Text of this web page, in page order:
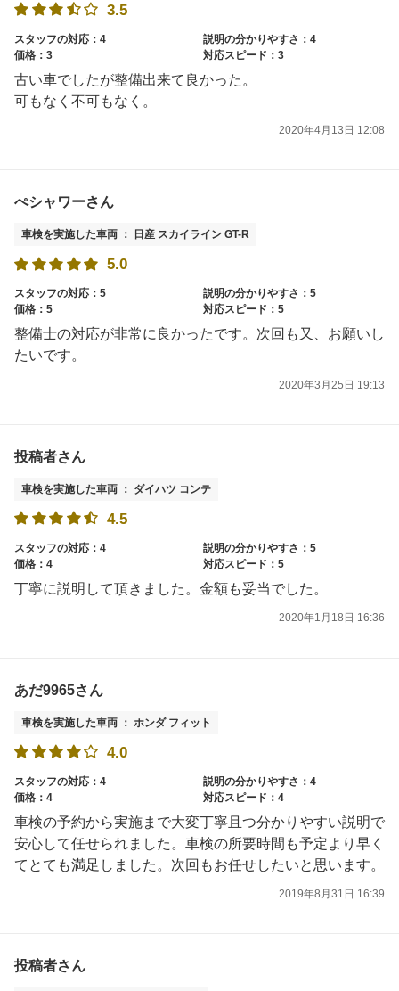
3.5
スタッフの対応：4
説明の分かりやすさ：4
価格：3
対応スピード：3
古い車でしたが整備出来て良かった。
可もなく不可もなく。
2020年4月13日 12:08
ぺシャワーさん
車検を実施した車両 ： 日産 スカイライン GT-R
5.0
スタッフの対応：5
説明の分かりやすさ：5
価格：5
対応スピード：5
整備士の対応が非常に良かったです。次回も又、お願いし
たいです。
2020年3月25日 19:13
投稿者さん
車検を実施した車両 ： ダイハツ コンテ
4.5
スタッフの対応：4
説明の分かりやすさ：5
価格：4
対応スピード：5
丁寧に説明して頂きました。金額も妥当でした。
2020年1月18日 16:36
あだ9965さん
車検を実施した車両 ： ホンダ フィット
4.0
スタッフの対応：4
説明の分かりやすさ：4
価格：4
対応スピード：4
車検の予約から実施まで大変丁寧且つ分かりやすい説明で
安心して任せられました。車検の所要時間も予定より早く
てとても満足しました。次回もお任せしたいと思います。
2019年8月31日 16:39
投稿者さん